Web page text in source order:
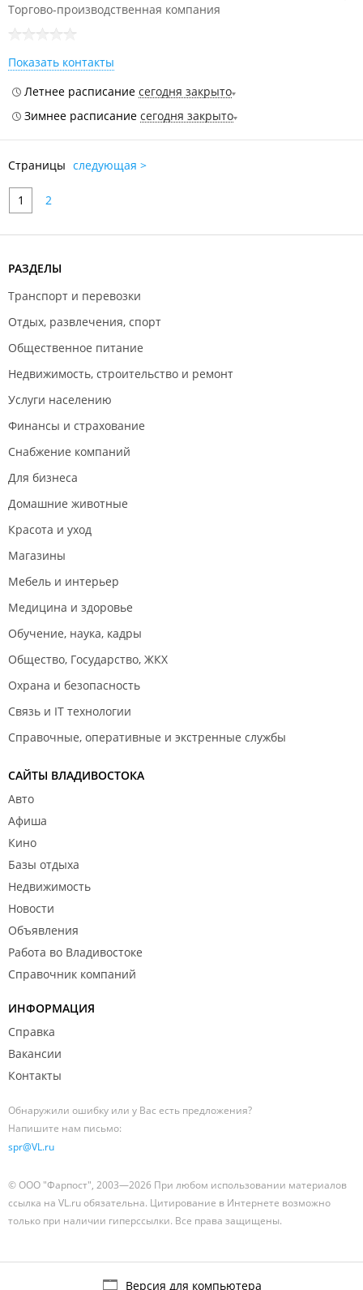
Торгово-производственная компания
Показать контакты
Летнее расписание сегодня закрыто
Зимнее расписание сегодня закрыто
Страницы следующая >
1 2
РАЗДЕЛЫ
Транспорт и перевозки
Отдых, развлечения, спорт
Общественное питание
Недвижимость, строительство и ремонт
Услуги населению
Финансы и страхование
Снабжение компаний
Для бизнеса
Домашние животные
Красота и уход
Магазины
Мебель и интерьер
Медицина и здоровье
Обучение, наука, кадры
Общество, Государство, ЖКХ
Охрана и безопасность
Связь и IT технологии
Справочные, оперативные и экстренные службы
САЙТЫ ВЛАДИВОСТОКА
Авто
Афиша
Кино
Базы отдыха
Недвижимость
Новости
Объявления
Работа во Владивостоке
Справочник компаний
ИНФОРМАЦИЯ
Справка
Вакансии
Контакты
Обнаружили ошибку или у Вас есть предложения?
Напишите нам письмо:
spr@VL.ru
© ООО "Фарпост", 2003—2026 При любом использовании материалов
ссылка на VL.ru обязательна. Цитирование в Интернете возможно
только при наличии гиперссылки. Все права защищены.
Версия для компьютера